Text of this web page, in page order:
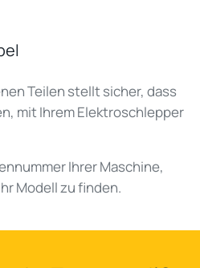
Teilen stellt sicher, dass
mit Ihrem Elektroschlepper
Ihrer Maschine,
Modell zu finden.